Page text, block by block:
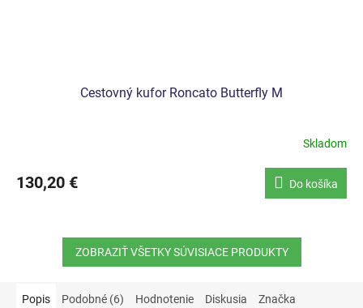
Cestovný kufor Roncato Butterfly M
Skladom
130,20 € Do košíka
ZOBRAZIŤ VŠETKY SÚVISIACE PRODUKTY
Popis Podobné (6) Hodnotenie Diskusia Značka